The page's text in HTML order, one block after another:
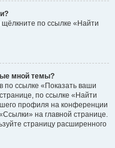
по ссылке «Найти
мной темы?
по ссылке «Показать ваши
по ссылке «Найти
профиля на конференции
на главной странице.
страницу расширенного